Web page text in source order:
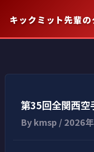
を
キ
キックミット先輩
第35回全関西空
Bykmsp /2026